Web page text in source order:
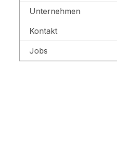
Unternehmen
Kontakt
Jobs